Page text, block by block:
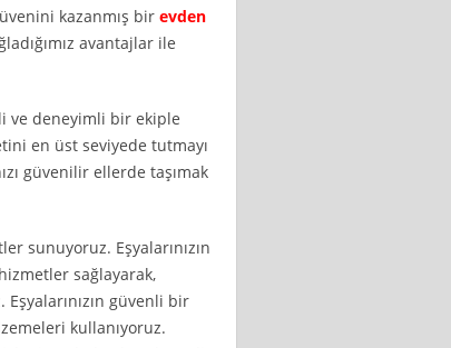
kazanmış bir evden
avantajlar ile
ve deneyimli bir ekiple
en üst seviyede tutmayı
güvenilir ellerde taşımak
sunuyoruz. Eşyalarınızın
sağlayarak,
güvenli bir
kullanıyoruz.